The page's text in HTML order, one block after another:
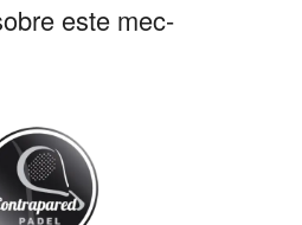
este mec-